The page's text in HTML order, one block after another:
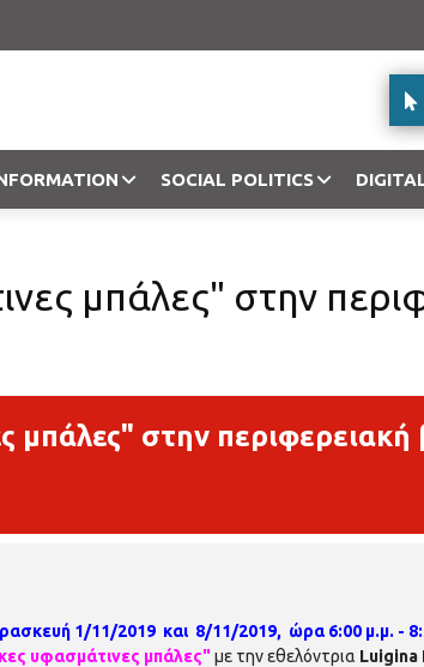
SOCIAL POLITICS
μπάλες" στην
μπάλες" στην
1/11/2019 και 8/11/2019, ώρα 6:00 μ.μ. -
υφασμάτινες μπάλες"με την εθελόντρια Luigina